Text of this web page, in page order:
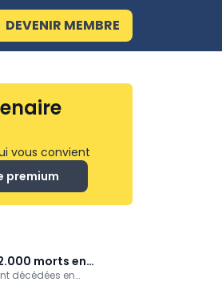
DEVENIR MEMBRE
vous convient
premium
morts en
décédées en